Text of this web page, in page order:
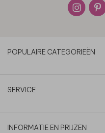
POPULAIRE CATEGORIEËN
SERVICE
INFORMATIE EN PRIJZEN